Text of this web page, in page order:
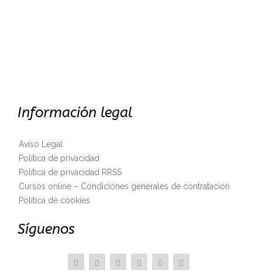
Información legal
Aviso Legal
Política de privacidad
Política de privacidad RRSS
Cursos online – Condiciones generales de contratación
Política de cookies
Síguenos